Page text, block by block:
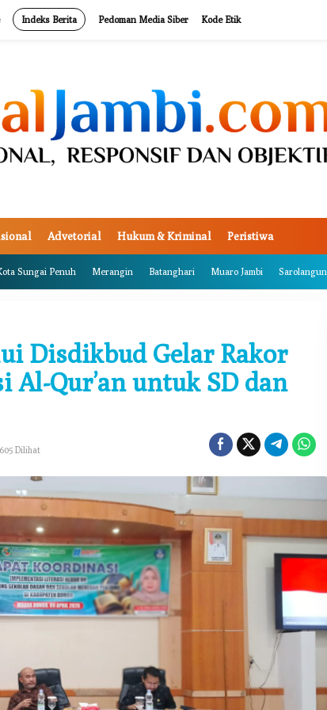
Indeks Berita Pedoman Media Siber Kode Etik
Advetorial Hukum & Kriminal Peristiwa
Sungai Penuh Merangin Batanghari Muaro Jambi Sarolangun
Disdikbud Gelar Rakor
Qur’an untuk SD dan
605 Dilihat